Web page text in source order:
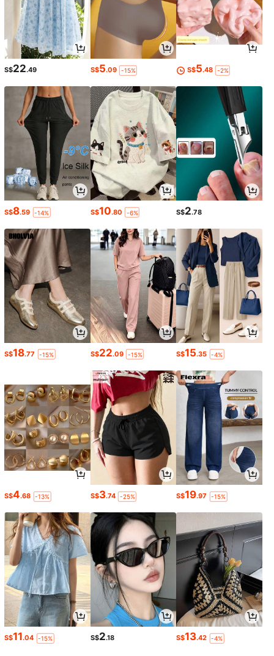
S$22.49 S$5.09 -15% S$5.48 -2%
S$8.59 -14% S$10.80 -6% S$2.78
S$18.77 -15% S$22.09 -15% S$15.35 -4%
S$4.68 -13% S$3.74 -25% S$19.97 -15%
S$11.04 -15% S$2.18 S$13.42 -4%